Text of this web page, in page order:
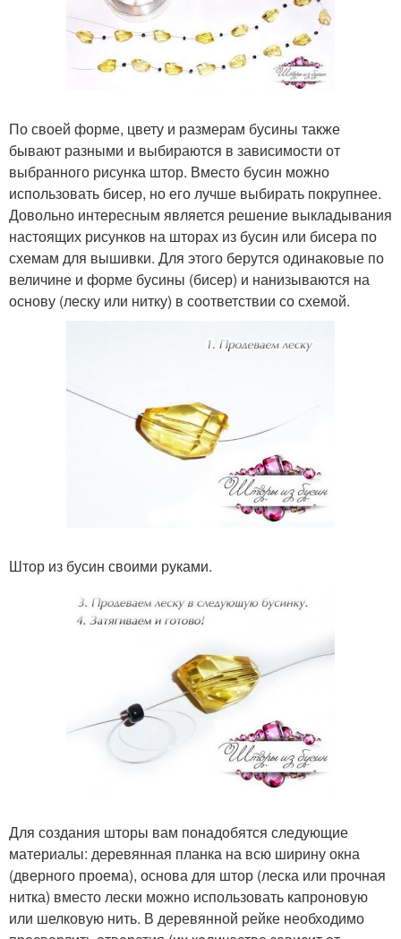
По своей форме, цвету и размерам бусины также
бывают разными и выбираются в зависимости от
выбранного рисунка штор. Вместо бусин можно
использовать бисер, но его лучше выбирать покрупнее.
Довольно интересным является решение выкладывания
настоящих рисунков на шторах из бусин или бисера по
схемам для вышивки. Для этого берутся одинаковые по
величине и форме бусины (бисер) и нанизываются на
основу (леску или нитку) в соответствии со схемой.
Штор из бусин своими руками.
Для создания шторы вам понадобятся следующие
материалы: деревянная планка на всю ширину окна
(дверного проема), основа для штор (леска или прочная
нитка) вместо лески можно использовать капроновую
или шелковую нить. В деревянной рейке необходимо